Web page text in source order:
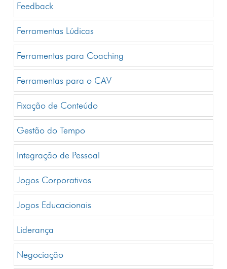
Feedback
Ferramentas Lúdicas
Ferramentas para Coaching
Ferramentas para o CAV
Fixação de Conteúdo
Gestão do Tempo
Integração de Pessoal
Jogos Corporativos
Jogos Educacionais
Liderança
Negociação